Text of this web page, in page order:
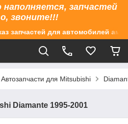
запчастей
звоните!!!
запчастей для автомобилей
Автозапчасти для Mitsubishi
Diamante 1995-2001